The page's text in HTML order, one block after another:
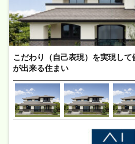
こだわり（自己表現）を実現し
が出来る住まい